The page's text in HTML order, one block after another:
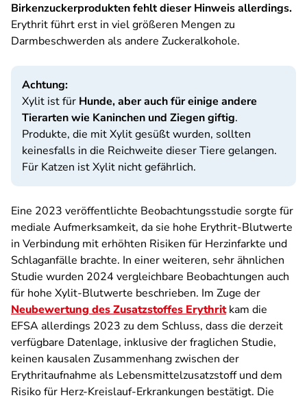
Birkenzuckerprodukten fehlt dieser Hinweis allerdings.
Erythrit führt erst in viel größeren Mengen zu
Darmbeschwerden als andere Zuckeralkohole.
Achtung:
Xylit ist für Hunde, aber auch für einige andere
Tierarten wie Kaninchen und Ziegen giftig.
Produkte, die mit Xylit gesüßt wurden, sollten
keinesfalls in die Reichweite dieser Tiere gelangen.
Für Katzen ist Xylit nicht gefährlich.
Eine 2023 veröffentlichte Beobachtungsstudie sorgte für
mediale Aufmerksamkeit, da sie hohe Erythrit-Blutwerte
in Verbindung mit erhöhten Risiken für Herzinfarkte und
Schlaganfälle brachte. In einer weiteren, sehr ähnlichen
Studie wurden 2024 vergleichbare Beobachtungen auch
für hohe Xylit-Blutwerte beschrieben. Im Zuge der
Neubewertung des Zusatzstoffes Erythritkam die
EFSA allerdings 2023 zu dem Schluss, dass die derzeit
verfügbare Datenlage, inklusive der fraglichen Studie,
keinen kausalen Zusammenhang zwischen der
Erythritaufnahme als Lebensmittelzusatzstoff und dem
Risiko für Herz-Kreislauf-Erkrankungen bestätigt. Die